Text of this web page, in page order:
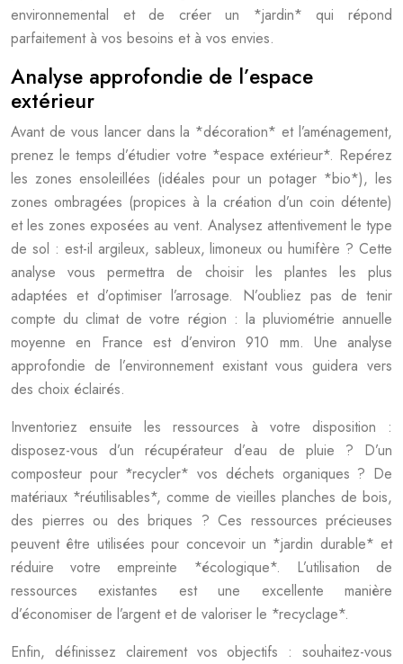
environnemental et de créer un *jardin* qui répond
parfaitement à vos besoins et à vos envies.
Analyse approfondie de l’espace
extérieur
Avant de vous lancer dans la *décoration* et l’aménagement,
prenez le temps d’étudier votre *espace extérieur*. Repérez
les zones ensoleillées (idéales pour un potager *bio*), les
zones ombragées (propices à la création d’un coin détente)
et les zones exposées au vent. Analysez attentivement le type
de sol : est-il argileux, sableux, limoneux ou humifère ? Cette
analyse vous permettra de choisir les plantes les plus
adaptées et d’optimiser l’arrosage. N’oubliez pas de tenir
compte du climat de votre région : la pluviométrie annuelle
moyenne en France est d’environ 910 mm. Une analyse
approfondie de l’environnement existant vous guidera vers
des choix éclairés.
Inventoriez ensuite les ressources à votre disposition :
disposez-vous d’un récupérateur d’eau de pluie ? D’un
composteur pour *recycler* vos déchets organiques ? De
matériaux *réutilisables*, comme de vieilles planches de bois,
des pierres ou des briques ? Ces ressources précieuses
peuvent être utilisées pour concevoir un *jardin durable* et
réduire votre empreinte *écologique*. L’utilisation de
ressources existantes est une excellente manière
d’économiser de l’argent et de valoriser le *recyclage*.
Enfin, définissez clairement vos objectifs : souhaitez-vous